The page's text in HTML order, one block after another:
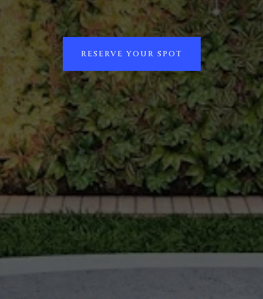
RESERVE YOUR SPOT